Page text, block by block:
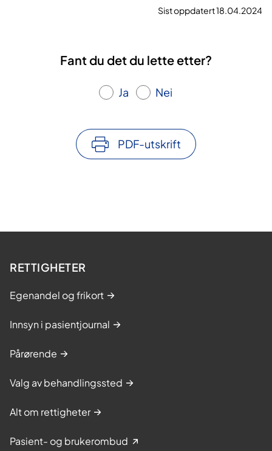
Sist oppdatert 18.04.2024
Fant du det du lette etter?
Ja Nei
PDF-utskrift
RETTIGHETER
Egenandel og frikort
Innsyn i pasientjournal
Pårørende
Valg av behandlingssted
Alt om rettigheter
Pasient- og brukerombud